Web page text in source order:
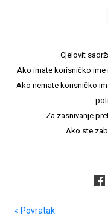
Cjelovit
Ako imate korisničko
Ako nemate korisničko
Za zasnivanje
Ako ste
« Povratak